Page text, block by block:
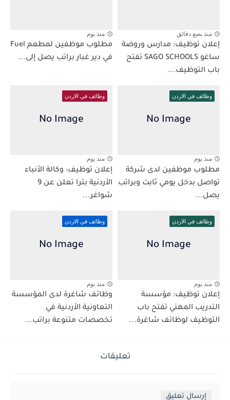
منذ بضع دقائق
إعلان توظيف: مدارس وروضة
ساغو SAGO SCHOOLS تفتح
باب التوظيف...
منذ يوم
مطلوب موظفين لمطعم Fuel
في دير غبار براتب يصل إلى...
وظائف في الاردن
منذ يوم
مطلوب موظفين لدى شركة
تواصل بدخل يومي ثابت وبراتب
يصل...
وظائف في الاردن
منذ يوم
إعلان توظيف: وكالة الأنباء
الأردنية بترا تعلن عن 9
شواغر...
وظائف في الاردن
منذ يوم
إعلان توظيف: مؤسسة
التدريب المهني تفتح باب
التوظيف لوظائف شاغرة...
وظائف في الاردن
منذ يوم
وظائف شاغرة لدى المؤسسة
التعاونية الأردنية في
تخصصات متنوعة براتب...
تعليقات
إرسال تعليق